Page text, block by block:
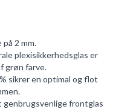
2 mm.
plexisikkerhedsglas er
grøn farve.
sikrer en optimal og flot
frontglas